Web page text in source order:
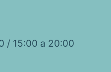
/ 15:00 a 20:00